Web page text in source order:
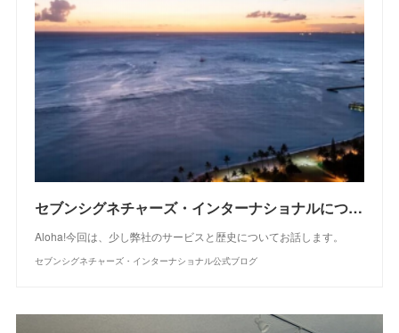
セブンシグネチャーズ・インターナショナルについて
Aloha!今回は、少し弊社のサービスと歴史についてお話します。
セブンシグネチャーズ・インターナショナル公式ブログ